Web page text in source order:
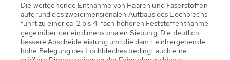
Die weitgehende Entnahme von Haaren und Faserstoffen
aufgrund des zweidimensionalen Aufbaus des Lochblechs
führt zu einer ca. 2 bis 4-fach höheren Feststoffentnahme
gegenüber der eindimensionalen Siebung. Die deutlich
bessere Abscheideleistung und die damit einhergehende
hohe Belegung des Lochbleches bedingt auch eine